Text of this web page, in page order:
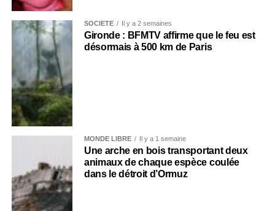
SOCIÉTÉ Il y a 2 semaines
Gironde : BFMTV affirme que le feu est
désormais à 500 km de Paris
MONDE LIBRE Il y a 1 semaine
Une arche en bois transportant deux
animaux de chaque espèce coulée
dans le détroit d’Ormuz